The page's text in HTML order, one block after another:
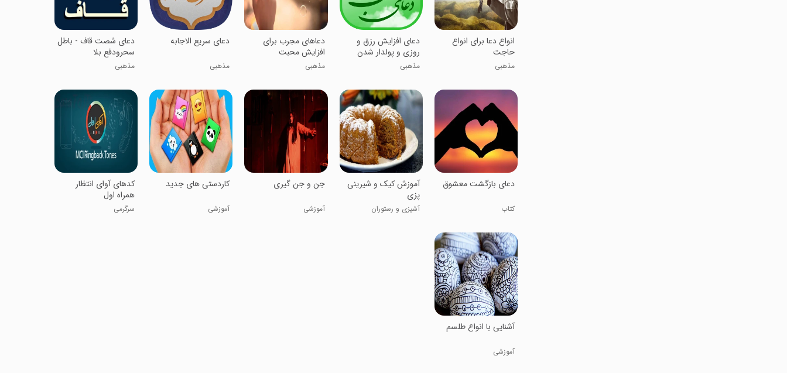
انواع دعا برای انواع
حاجت
مذهبی
دعای افزایش رزق و
روزی و پولدار شدن
مذهبی
دعاهای مجرب برای
افزایش محبت
مذهبی
دعای سریع الاجابه
مذهبی
‏دعای شصت قاف - باطل
سحرودفع بلا
مذهبی
دعای بازگشت معشوق
کتاب
آموزش کیک و شیرینی
پزی
آشپزی و رستوران
جن و جن گیری
آموزشی
کاردستی های جدید
آموزشی
کدهای آوای انتظار
همراه اول
سرگرمی
آشنایی با انواع طلسم
آموزشی